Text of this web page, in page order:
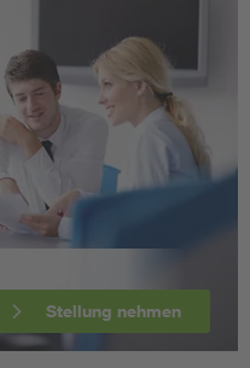
Stellung nehmen